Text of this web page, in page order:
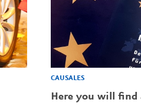
CAUSALES
Here you will